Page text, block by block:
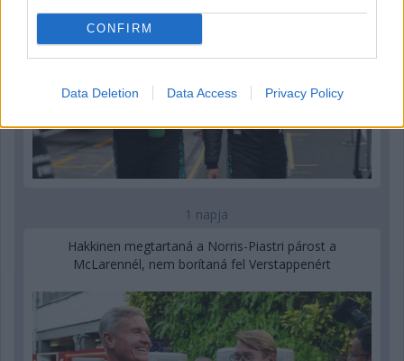
CONFIRM
Data Deletion Data Access Privacy Policy
1 napja
Hakkinen megtartaná a Norris-Piastri párost a
McLarennél, nem borítaná fel Verstappenért